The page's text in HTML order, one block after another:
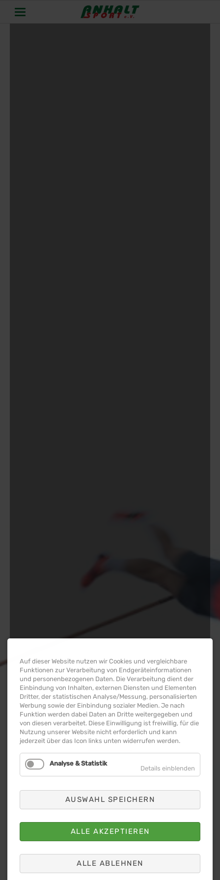
DVV-STADTWERKE
STABHOCHSPRUNG
MEETING
27. AUGUST 2026
Auf dieser Website nutzen wir Cookies und vergleichbare
Funktionen zur Verarbeitung von Endgeräteinformationen
und personenbezogenen Daten. Die Verarbeitung dient der
Einbindung von Inhalten, externen Diensten und Elementen
Dritter, der statistischen Analyse/Messung, personalisierten
Werbung sowie der Einbindung sozialer Medien. Je nach
Funktion werden dabei Daten an Dritte weitergegeben und
von diesen verarbeitet. Diese Einwilligung ist freiwillig, für die
Nutzung unserer Website nicht erforderlich und kann
jederzeit über das Icon links unten widerrufen werden.
Analyse & Statistik
Details einblenden
AUSWAHL SPEICHERN
ALLE AKZEPTIEREN
ALLE ABLEHNEN